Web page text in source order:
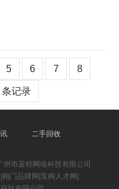
5 6 7 8
条记录
二手回收
州市蓝程网络科技有限公司
门品牌网|泵阀人才网|